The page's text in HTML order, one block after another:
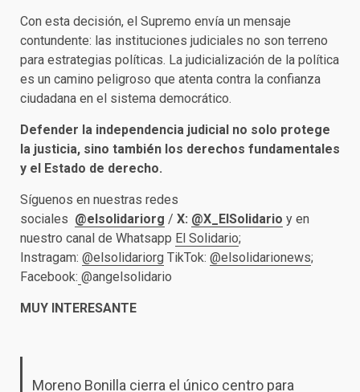
Con esta decisión, el Supremo envía un mensaje
contundente: las instituciones judiciales no son terreno
para estrategias políticas. La judicialización de la política
es un camino peligroso que atenta contra la confianza
ciudadana en el sistema democrático.
Defender la independencia judicial no solo protege
la justicia, sino también los derechos fundamentales
y el Estado de derecho.
Síguenos en nuestras redes
sociales @elsolidariorg / X: @X_ElSolidario y en
nuestro canal de Whatsapp El Solidario;
Instragam: @elsolidariorg TikTok: @elsolidarionews;
Facebook: @angelsolidario
MUY INTERESANTE
Moreno Bonilla cierra el único centro para